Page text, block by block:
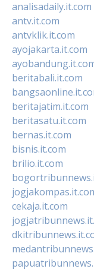
analisadaily.it.com
antv.it.com
antvklik.it.com
ayojakarta.it.com
beritabali.it.com
beritajatim.it.com
beritasatu.it.com
bernas.it.com
bisnis.it.com
brilio.it.com
cekaja.it.com